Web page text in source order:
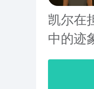
凯尔在
中的迹